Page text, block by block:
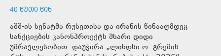
40 ᲬᲣᲗᲘ ᲬᲘᲜ
აშშ-ის სენატმა რუსეთისა და ირანის წინააღმდეგ
სანქციების კანონპროექტს მხარი დიდი
უმრავლესობით დაუჭირა.„ლინდსი ო. გრემის